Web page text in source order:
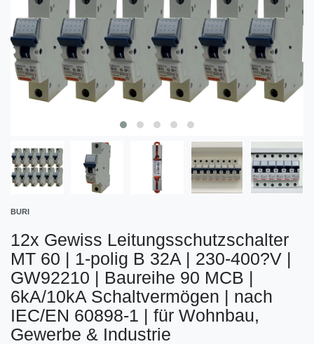
BURI
12x Gewiss Leitungsschutzschalter
MT 60 | 1-polig B 32A | 230-400?V |
GW92210 | Baureihe 90 MCB |
6kA/10kA Schaltvermögen | nach
IEC/EN 60898-1 | für Wohnbau,
Gewerbe & Industrie